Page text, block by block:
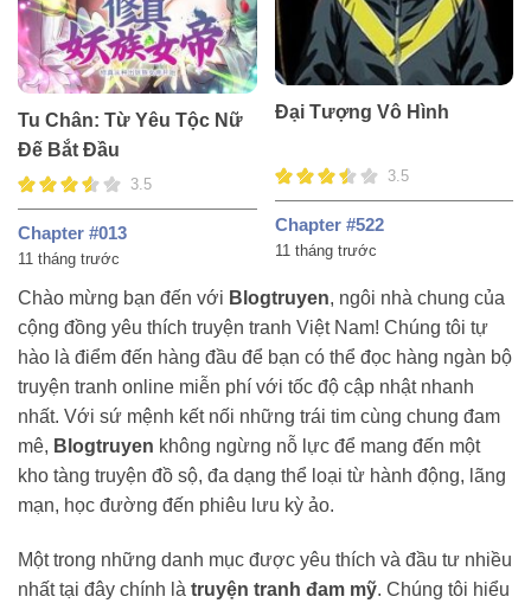
Tu Chân: Từ Yêu Tộc Nữ
Đế Bắt Đầu
3.5
Chapter #013
11 tháng trước
Đại Tượng Vô Hình
3.5
Chapter #522
11 tháng trước
Chào mừng bạn đến với Blogtruyen, ngôi nhà chung của
cộng đồng yêu thích truyện tranh Việt Nam! Chúng tôi tự
hào là điểm đến hàng đầu để bạn có thể đọc hàng ngàn bộ
truyện tranh online miễn phí với tốc độ cập nhật nhanh
nhất. Với sứ mệnh kết nối những trái tim cùng chung đam
mê, Blogtruyen không ngừng nỗ lực để mang đến một
kho tàng truyện đồ sộ, đa dạng thể loại từ hành động, lãng
mạn, học đường đến phiêu lưu kỳ ảo.
Một trong những danh mục được yêu thích và đầu tư nhiều
nhất tại đây chính là truyện tranh đam mỹ. Chúng tôi hiểu